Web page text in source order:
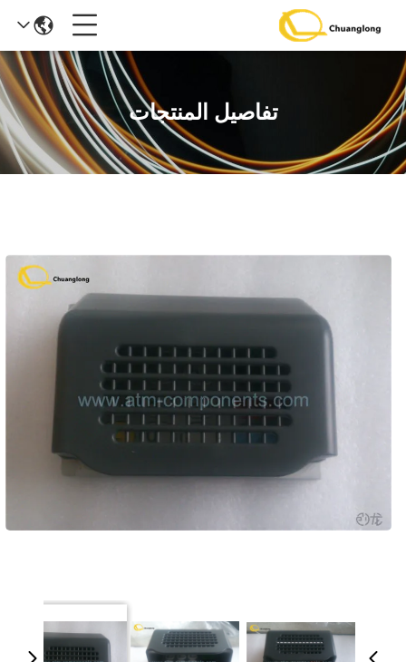
تفاصيل المنتجات